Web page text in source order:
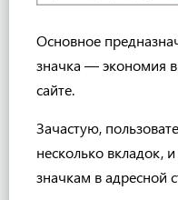
Основное
значка — экономия
сайте.
Зачастую,
несколько вкладок,
значкам в адресной